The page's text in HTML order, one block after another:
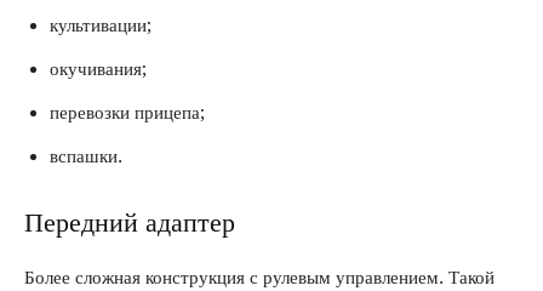
культивации;
окучивания;
перевозки прицепа;
вспашки.
Передний адаптер
Более сложная конструкция с рулевым управлением. Такой